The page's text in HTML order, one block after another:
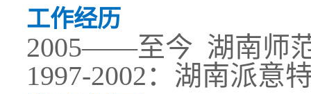
工作经历
2005——至今 湖南师
1997-2002：湖南派意